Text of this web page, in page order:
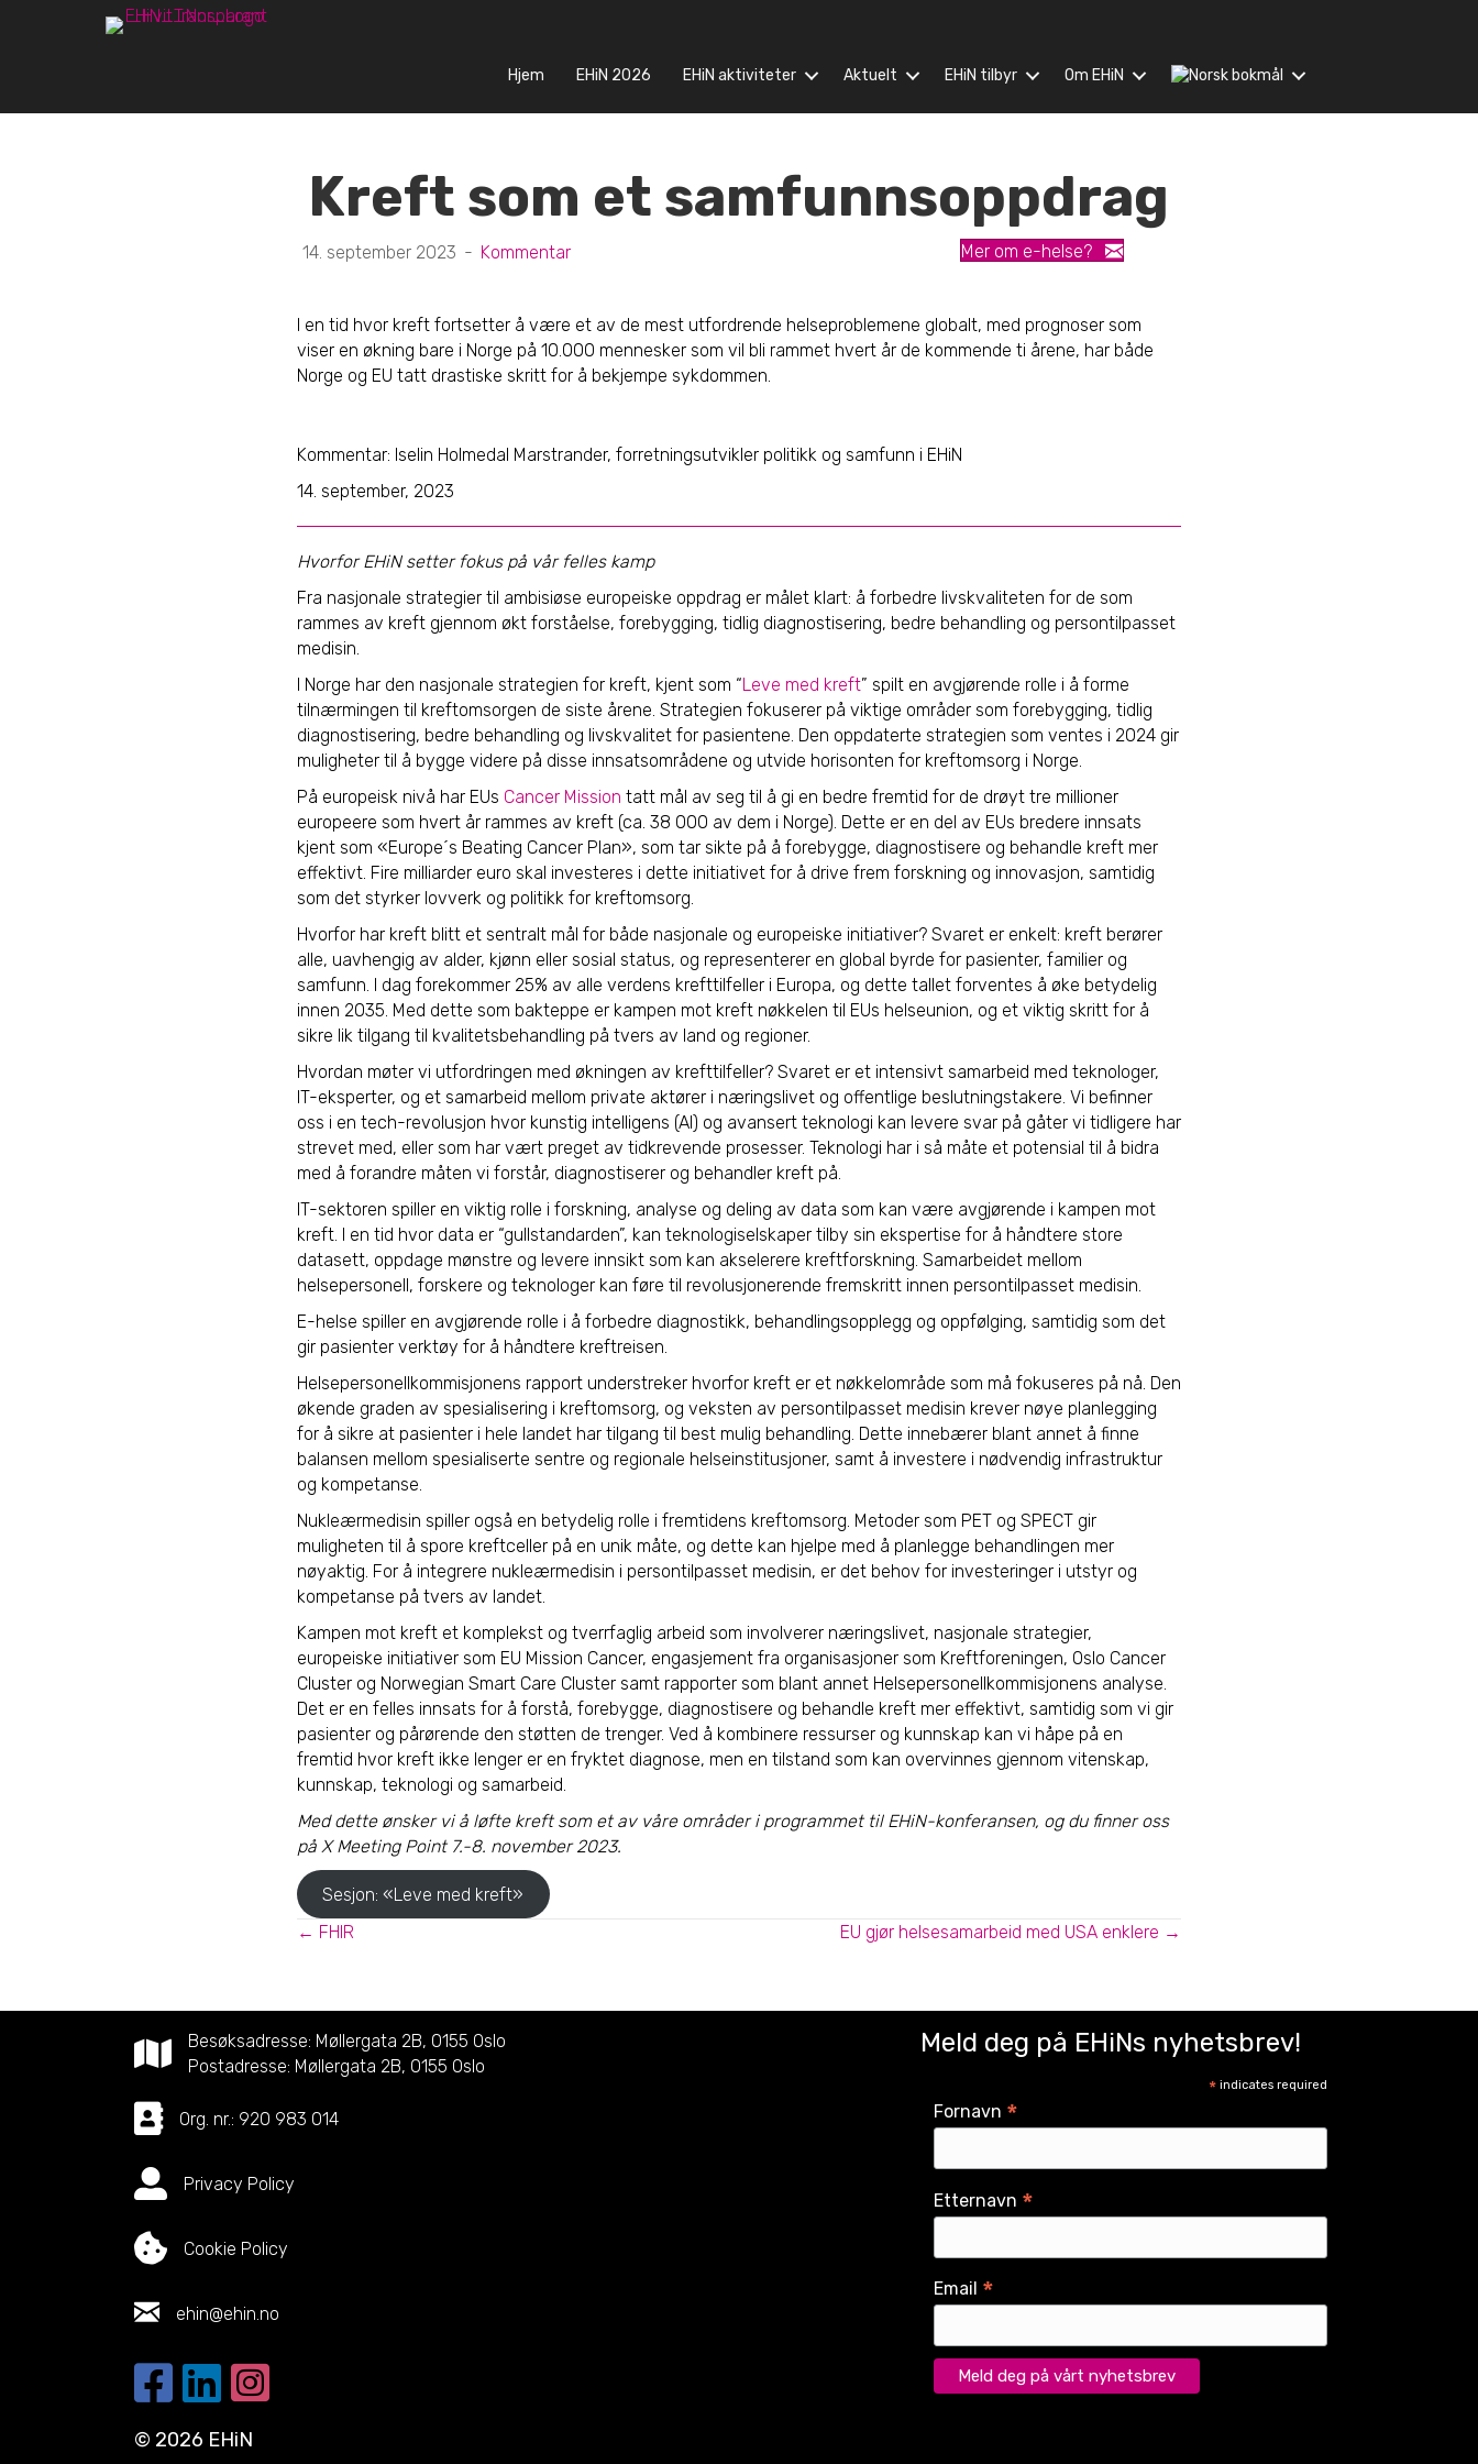
Hjem EHiN 2026 EHiN aktiviteter Aktuelt EHiN tilbyr Om EHiN
Kreft som et samfunnsoppdrag
14. september 2023 - Kommentar Mer om e-helse?
I en tid hvor kreft fortsetter å være et av de mest utfordrende helseproblemene globalt, med prognoser som
viser en økning bare i Norge på 10.000 mennesker som vil bli rammet hvert år de kommende ti årene, har både
Norge og EU tatt drastiske skritt for å bekjempe sykdommen.
Kommentar: Iselin Holmedal Marstrander, forretningsutvikler politikk og samfunn i EHiN
14. september, 2023
Hvorfor EHiN setter fokus på vår felles kamp
Fra nasjonale strategier til ambisiøse europeiske oppdrag er målet klart: å forbedre livskvaliteten for de som
rammes av kreft gjennom økt forståelse, forebygging, tidlig diagnostisering, bedre behandling og persontilpasset
medisin.
I Norge har den nasjonale strategien for kreft, kjent som “Leve med kreft” spilt en avgjørende rolle i å forme
tilnærmingen til kreftomsorgen de siste årene. Strategien fokuserer på viktige områder som forebygging, tidlig
diagnostisering, bedre behandling og livskvalitet for pasientene. Den oppdaterte strategien som ventes i 2024 gir
muligheter til å bygge videre på disse innsatsområdene og utvide horisonten for kreftomsorg i Norge.
På europeisk nivå har EUs Cancer Mission tatt mål av seg til å gi en bedre fremtid for de drøyt tre millioner
europeere som hvert år rammes av kreft (ca. 38 000 av dem i Norge). Dette er en del av EUs bredere innsats
kjent som «Europe´s Beating Cancer Plan», som tar sikte på å forebygge, diagnostisere og behandle kreft mer
effektivt. Fire milliarder euro skal investeres i dette initiativet for å drive frem forskning og innovasjon, samtidig
som det styrker lovverk og politikk for kreftomsorg.
Hvorfor har kreft blitt et sentralt mål for både nasjonale og europeiske initiativer? Svaret er enkelt: kreft berører
alle, uavhengig av alder, kjønn eller sosial status, og representerer en global byrde for pasienter, familier og
samfunn. I dag forekommer 25% av alle verdens krefttilfeller i Europa, og dette tallet forventes å øke betydelig
innen 2035. Med dette som bakteppe er kampen mot kreft nøkkelen til EUs helseunion, og et viktig skritt for å
sikre lik tilgang til kvalitetsbehandling på tvers av land og regioner.
Hvordan møter vi utfordringen med økningen av krefttilfeller? Svaret er et intensivt samarbeid med teknologer,
IT-eksperter, og et samarbeid mellom private aktører i næringslivet og offentlige beslutningstakere. Vi befinner
oss i en tech-revolusjon hvor kunstig intelligens (AI) og avansert teknologi kan levere svar på gåter vi tidligere har
strevet med, eller som har vært preget av tidkrevende prosesser. Teknologi har i så måte et potensial til å bidra
med å forandre måten vi forstår, diagnostiserer og behandler kreft på.
IT-sektoren spiller en viktig rolle i forskning, analyse og deling av data som kan være avgjørende i kampen mot
kreft. I en tid hvor data er “gullstandarden”, kan teknologiselskaper tilby sin ekspertise for å håndtere store
datasett, oppdage mønstre og levere innsikt som kan akselerere kreftforskning. Samarbeidet mellom
helsepersonell, forskere og teknologer kan føre til revolusjonerende fremskritt innen persontilpasset medisin.
E-helse spiller en avgjørende rolle i å forbedre diagnostikk, behandlingsopplegg og oppfølging, samtidig som det
gir pasienter verktøy for å håndtere kreftreisen.
Helsepersonellkommisjonens rapport understreker hvorfor kreft er et nøkkelområde som må fokuseres på nå. Den
økende graden av spesialisering i kreftomsorg, og veksten av persontilpasset medisin krever nøye planlegging
for å sikre at pasienter i hele landet har tilgang til best mulig behandling. Dette innebærer blant annet å finne
balansen mellom spesialiserte sentre og regionale helseinstitusjoner, samt å investere i nødvendig infrastruktur
og kompetanse.
Nukleærmedisin spiller også en betydelig rolle i fremtidens kreftomsorg. Metoder som PET og SPECT gir
muligheten til å spore kreftceller på en unik måte, og dette kan hjelpe med å planlegge behandlingen mer
nøyaktig. For å integrere nukleærmedisin i persontilpasset medisin, er det behov for investeringer i utstyr og
kompetanse på tvers av landet.
Kampen mot kreft et komplekst og tverrfaglig arbeid som involverer næringslivet, nasjonale strategier,
europeiske initiativer som EU Mission Cancer, engasjement fra organisasjoner som Kreftforeningen, Oslo Cancer
Cluster og Norwegian Smart Care Cluster samt rapporter som blant annet Helsepersonellkommisjonens analyse.
Det er en felles innsats for å forstå, forebygge, diagnostisere og behandle kreft mer effektivt, samtidig som vi gir
pasienter og pårørende den støtten de trenger. Ved å kombinere ressurser og kunnskap kan vi håpe på en
fremtid hvor kreft ikke lenger er en fryktet diagnose, men en tilstand som kan overvinnes gjennom vitenskap,
kunnskap, teknologi og samarbeid.
Med dette ønsker vi å løfte kreft som et av våre områder i programmet til EHiN-konferansen, og du finner oss
på X Meeting Point 7.-8. november 2023.
Sesjon: «Leve med kreft»
Posts
← FHIR EU gjør helsesamarbeid med USA enklere →
Besøksadresse: Møllergata 2B, 0155 Oslo
Postadresse: Møllergata 2B, 0155 Oslo
Org. nr.: 920 983 014
Privacy Policy
Cookie Policy
ehin@ehin.no
EHiN på Facebook
EHiN på LinkedIn
EHiN på Instagram
Meld deg på EHiNs nyhetsbrev!
* indicates required
Fornavn *
Etternavn *
Email *
© 2026 EHiN